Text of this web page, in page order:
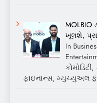
MOLBIO
ખૂલશે,
In
ફાઇનાન્સ, મ્યુચ્યુઅલ